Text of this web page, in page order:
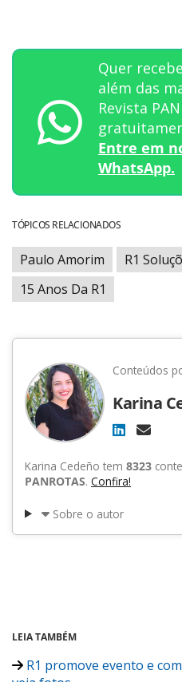
Quer
além das
Revista
Entre em
WhatsApp.
TÓPICOS RELACIONADOS
Paulo Amorim
R1
15 Anos Da R1
Conteúdos
Karina
Karina Cedeño tem 8323
PANROTAS. Confira!
Sobre o autor
LEIA TAMBÉM
R1 promove evento e